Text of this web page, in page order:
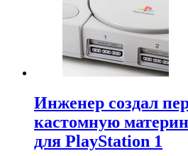
Инженер создал
кастомную
для PlayStation 1